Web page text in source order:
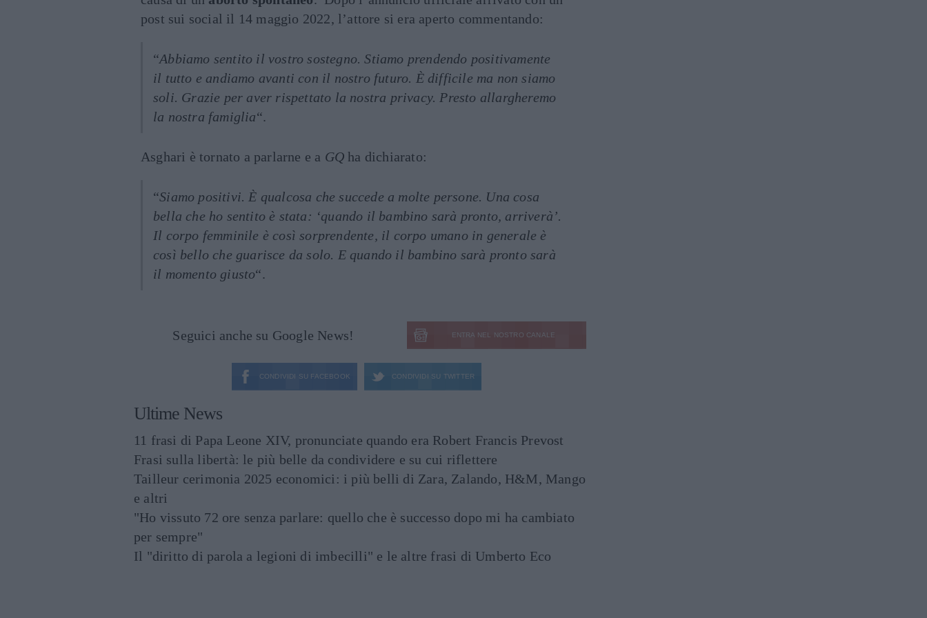
post sui social il 14 maggio 2022, l’attore si era aperto commentando:
“Abbiamo sentito il vostro sostegno. Stiamo prendendo positivamente
il tutto e andiamo avanti con il nostro futuro. È difficile ma non siamo
soli. Grazie per aver rispettato la nostra privacy. Presto allargheremo
la nostra famiglia“.
Asghari è tornato a parlarne e a GQ ha dichiarato:
“Siamo positivi. È qualcosa che succede a molte persone. Una cosa
bella che ho sentito è stata: ‘quando il bambino sarà pronto, arriverà’.
Il corpo femminile è così sorprendente, il corpo umano in generale è
così bello che guarisce da solo. E quando il bambino sarà pronto sarà
il momento giusto“.
Seguici anche su Google News! ENTRA NEL NOSTRO CANALE
CONDIVIDI SU FACEBOOK CONDIVIDI SU TWITTER
Ultime News
11 frasi di Papa Leone XIV, pronunciate quando era Robert Francis Prevost
Frasi sulla libertà: le più belle da condividere e su cui riflettere
Tailleur cerimonia 2025 economici: i più belli di Zara, Zalando, H&M, Mango
e altri
"Ho vissuto 72 ore senza parlare: quello che è successo dopo mi ha cambiato
per sempre"
Il "diritto di parola a legioni di imbecilli" e le altre frasi di Umberto Eco